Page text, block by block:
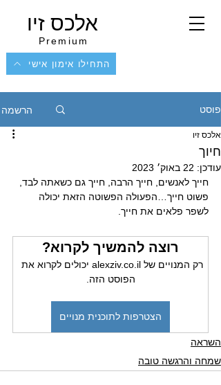
אלכס זיו
Premium
התחילו אימון אישי
פוסט הרשמה
חיוך
אלכס זיו
עודכן: 22 באוק׳ 2023
חייך לאנשים, חייך הרבה, חייך גם כשאתה לבד,
פשוט חייך…הפעולה הפשוטה הזאת יכולה
לשפר פלאים את חייך.
רוצה להמשיך לקרוא?
רק המנויים של alexziv.co.il יכולים לקרוא את
הפוסט הזה.
הצטרפות לתוכנית מנויים
השראה
שמחה והרגשה טובה